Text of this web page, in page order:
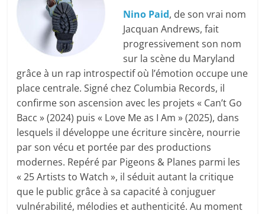
Nino Paid, de son vrai nom
Jacquan Andrews, fait
progressivement son nom
sur la scène du Maryland
grâce à un rap introspectif où l’émotion occupe une
place centrale. Signé chez Columbia Records, il
confirme son ascension avec les projets « Can’t Go
Bacc » (2024) puis « Love Me as I Am » (2025), dans
lesquels il développe une écriture sincère, nourrie
par son vécu et portée par des productions
modernes. Repéré par Pigeons & Planes parmi les
« 25 Artists to Watch », il séduit autant la critique
que le public grâce à sa capacité à conjuguer
vulnérabilité, mélodies et authenticité. Au moment